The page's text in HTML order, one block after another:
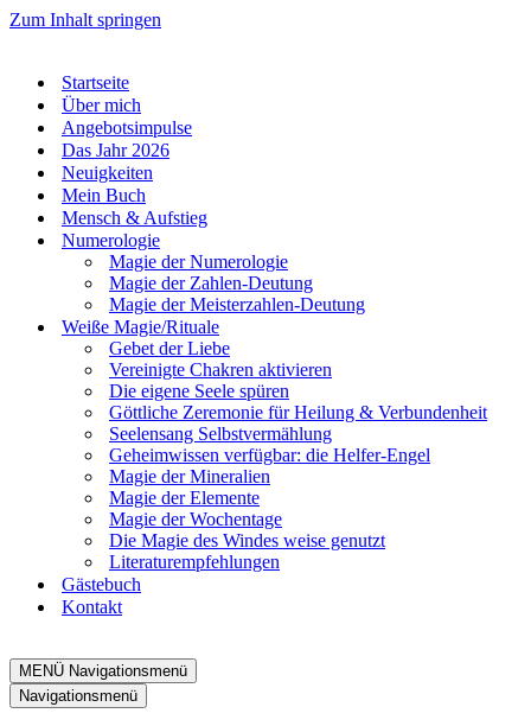
Zum Inhalt springen
Start­sei­te
Über mich
Ange­bots­im­pul­se
Das Jahr 2026
Neu­ig­kei­ten
Mein Buch
Mensch & Auf­stieg
Num­e­ro­lo­gie
Magie der Num­e­ro­lo­gie
Magie der Zah­­len-Deu­­tung
Magie der Meis­­ter­­zah­­len-Deu­­tung
Wei­ße Magie/​Rituale
Gebet der Lie­be
Ver­ei­nig­te Chak­ren akti­vie­ren
Die eige­ne See­le spü­ren
Gött­li­che Zere­mo­nie für Hei­lung & Ver­bun­den­heit
See­lensang Selbst­ver­mäh­lung
Geheim­wis­sen ver­füg­bar: die Hel­­fer-Engel
Magie der Mine­ra­li­en
Magie der Ele­men­te
Magie der Wochen­ta­ge
Die Magie des Win­des wei­se genutzt
Lite­ra­tur­emp­feh­lun­gen
Gäs­te­buch
Kon­takt
MENÜ Navigationsmenü
Navigationsmenü